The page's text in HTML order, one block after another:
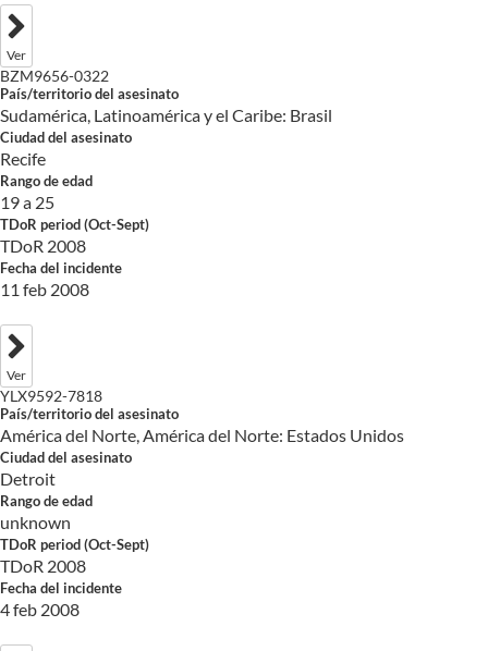
Ver
BZM9656-0322
País/territorio del asesinato
Sudamérica, Latinoamérica y el Caribe: Brasil
Ciudad del asesinato
Recife
Rango de edad
19 a 25
TDoR period (Oct-Sept)
TDoR 2008
Fecha del incidente
11 feb 2008
Ver
YLX9592-7818
País/territorio del asesinato
América del Norte, América del Norte: Estados Unidos
Ciudad del asesinato
Detroit
Rango de edad
unknown
TDoR period (Oct-Sept)
TDoR 2008
Fecha del incidente
4 feb 2008